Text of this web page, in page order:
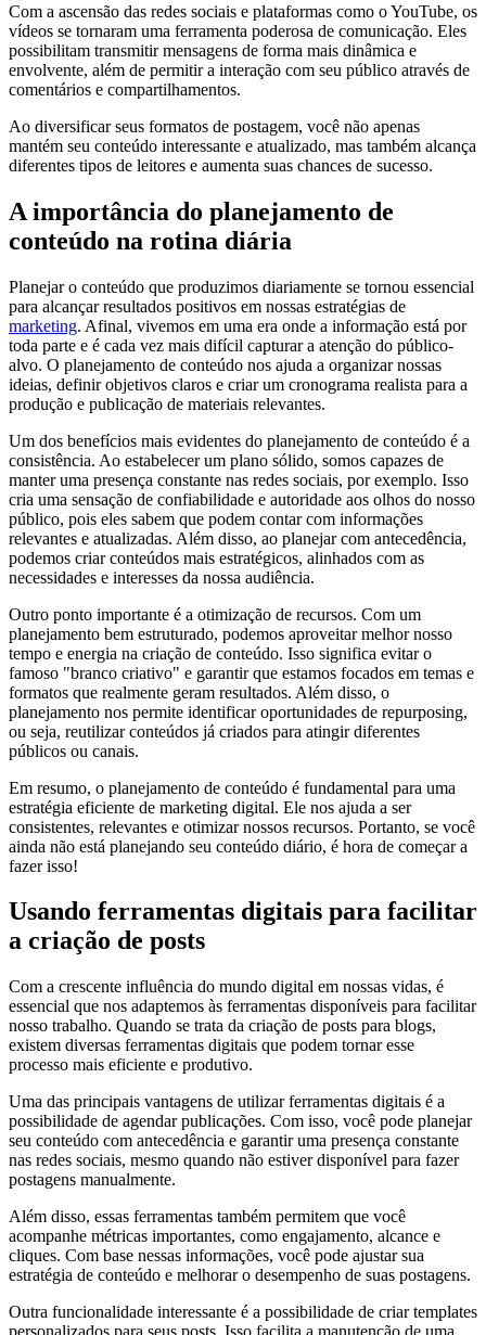
Com a ascensão das redes sociais e plataformas como o YouTube, os
vídeos se tornaram uma ferramenta poderosa de comunicação. Eles
possibilitam transmitir mensagens de forma mais dinâmica e
envolvente, além de permitir a interação com seu público através de
comentários e compartilhamentos.
Ao diversificar seus formatos de postagem, você não apenas
mantém seu conteúdo interessante e atualizado, mas também alcança
diferentes tipos de leitores e aumenta suas chances de sucesso.
A importância do planejamento de
conteúdo na rotina diária
Planejar o conteúdo que produzimos diariamente se tornou essencial
para alcançar resultados positivos em nossas estratégias de
marketing. Afinal, vivemos em uma era onde a informação está por
toda parte e é cada vez mais difícil capturar a atenção do público-
alvo. O planejamento de conteúdo nos ajuda a organizar nossas
ideias, definir objetivos claros e criar um cronograma realista para a
produção e publicação de materiais relevantes.
Um dos benefícios mais evidentes do planejamento de conteúdo é a
consistência. Ao estabelecer um plano sólido, somos capazes de
manter uma presença constante nas redes sociais, por exemplo. Isso
cria uma sensação de confiabilidade e autoridade aos olhos do nosso
público, pois eles sabem que podem contar com informações
relevantes e atualizadas. Além disso, ao planejar com antecedência,
podemos criar conteúdos mais estratégicos, alinhados com as
necessidades e interesses da nossa audiência.
Outro ponto importante é a otimização de recursos. Com um
planejamento bem estruturado, podemos aproveitar melhor nosso
tempo e energia na criação de conteúdo. Isso significa evitar o
famoso "branco criativo" e garantir que estamos focados em temas e
formatos que realmente geram resultados. Além disso, o
planejamento nos permite identificar oportunidades de repurposing,
ou seja, reutilizar conteúdos já criados para atingir diferentes
públicos ou canais.
Em resumo, o planejamento de conteúdo é fundamental para uma
estratégia eficiente de marketing digital. Ele nos ajuda a ser
consistentes, relevantes e otimizar nossos recursos. Portanto, se você
ainda não está planejando seu conteúdo diário, é hora de começar a
fazer isso!
Usando ferramentas digitais para facilitar
a criação de posts
Com a crescente influência do mundo digital em nossas vidas, é
essencial que nos adaptemos às ferramentas disponíveis para facilitar
nosso trabalho. Quando se trata da criação de posts para blogs,
existem diversas ferramentas digitais que podem tornar esse
processo mais eficiente e produtivo.
Uma das principais vantagens de utilizar ferramentas digitais é a
possibilidade de agendar publicações. Com isso, você pode planejar
seu conteúdo com antecedência e garantir uma presença constante
nas redes sociais, mesmo quando não estiver disponível para fazer
postagens manualmente.
Além disso, essas ferramentas também permitem que você
acompanhe métricas importantes, como engajamento, alcance e
cliques. Com base nessas informações, você pode ajustar sua
estratégia de conteúdo e melhorar o desempenho de suas postagens.
Outra funcionalidade interessante é a possibilidade de criar templates